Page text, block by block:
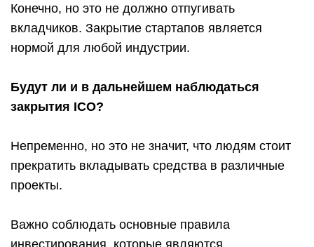
Конечно, но это не должно отпугивать
вкладчиков. Закрытие стартапов является
нормой для любой индустрии.
Будут ли и в дальнейшем наблюдаться
закрытия ICO?
Непременно, но это не значит, что людям стоит
прекратить вкладывать средства в различные
проекты.
Важно соблюдать основные правила
инвестирования, которые являются